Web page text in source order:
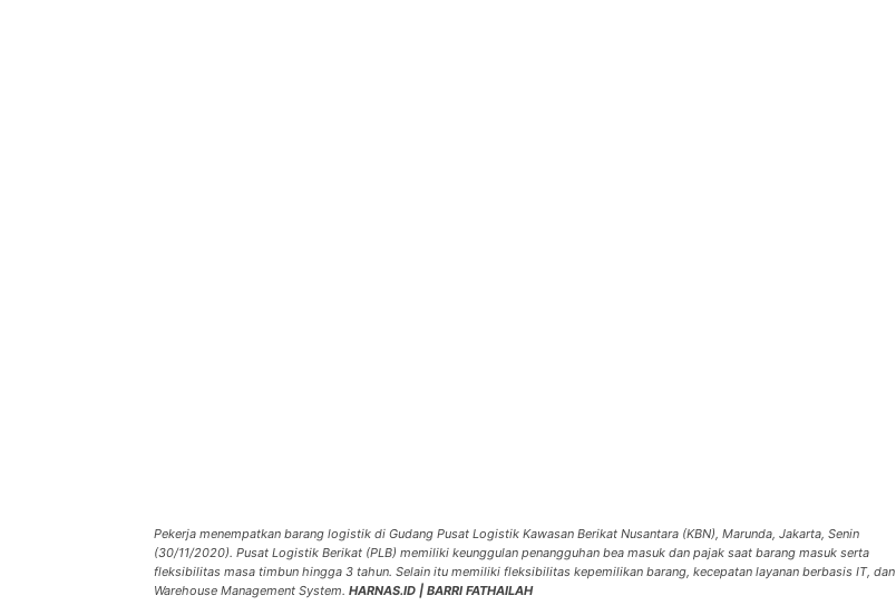
Pekerja menempatkan barang logistik di Gudang Pusat Logistik Kawasan Berikat Nusantara (KBN), Marunda, Jakarta, Senin
(30/11/2020). Pusat Logistik Berikat (PLB) memiliki keunggulan penangguhan bea masuk dan pajak saat barang masuk serta
fleksibilitas masa timbun hingga 3 tahun. Selain itu memiliki fleksibilitas kepemilikan barang, kecepatan layanan berbasis IT, dan
Warehouse Management System. HARNAS.ID | BARRI FATHAILAH